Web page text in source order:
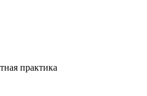
практика